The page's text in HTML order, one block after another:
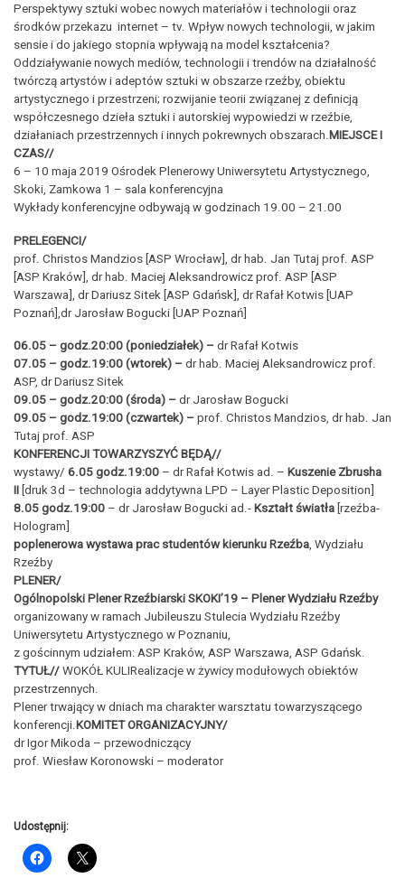
Perspektywy sztuki wobec nowych materiałów i technologii oraz
środków przekazu internet – tv. Wpływ nowych technologii, w jakim
sensie i do jakiego stopnia wpływają na model kształcenia?
Oddziaływanie nowych mediów, technologii i trendów na działalność
twórczą artystów i adeptów sztuki w obszarze rzeźby, obiektu
artystycznego i przestrzeni; rozwijanie teorii związanej z definicją
współczesnego dzieła sztuki i autorskiej wypowiedzi w rzeźbie,
działaniach przestrzennych i innych pokrewnych obszarach. MIEJSCE I
CZAS//
6 – 10 maja 2019 Ośrodek Plenerowy Uniwersytetu Artystycznego,
Skoki, Zamkowa 1 – sala konferencyjna
Wykłady konferencyjne odbywają w godzinach 19.00 – 21.00
PRELEGENCI/
prof. Christos Mandzios [ASP Wrocław], dr hab. Jan Tutaj prof. ASP
[ASP Kraków], dr hab. Maciej Aleksandrowicz prof. ASP [ASP
Warszawa], dr Dariusz Sitek [ASP Gdańsk], dr Rafał Kotwis [UAP
Poznań],dr Jarosław Bogucki [UAP Poznań]
06.05 – godz.20:00 (poniedziałek) – dr Rafał Kotwis
07.05 – godz.19:00 (wtorek) – dr hab. Maciej Aleksandrowicz prof.
ASP, dr Dariusz Sitek
09.05 – godz.20:00 (środa) – dr Jarosław Bogucki
09.05 – godz.19:00 (czwartek) – prof. Christos Mandzios, dr hab. Jan
Tutaj prof. ASP
KONFERENCJI TOWARZYSZYĆ BĘDĄ//
wystawy/ 6.05 godz.19:00 – dr Rafał Kotwis ad. – Kuszenie Zbrusha
II [druk 3d – technologia addytywna LPD – Layer Plastic Deposition]
8.05 godz.19:00 – dr Jarosław Bogucki ad.- Kształt światła [rzeźba-
Hologram]
poplenerowa wystawa prac studentów kierunku Rzeźba , Wydziału
Rzeźby
PLENER/
Ogólnopolski Plener Rzeźbiarski SKOKI’19 – Plener Wydziału Rzeźby
organizowany w ramach Jubileuszu Stulecia Wydziału Rzeźby
Uniwersytetu Artystycznego w Poznaniu,
z gościnnym udziałem: ASP Kraków, ASP Warszawa, ASP Gdańsk.
TYTUŁ// WOKÓŁ KULIRealizacje w żywicy modułowych obiektów
przestrzennych.
Plener trwający w dniach ma charakter warsztatu towarzyszącego
konferencji. KOMITET ORGANIZACYJNY/
dr Igor Mikoda – przewodniczący
prof. Wiesław Koronowski – moderator
Udostępnij: